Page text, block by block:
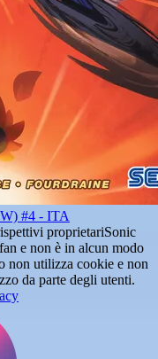
#4 - ITA
proprietariSonic
e non è in alcun modo
non utilizza cookie e non
da parte degli utenti.